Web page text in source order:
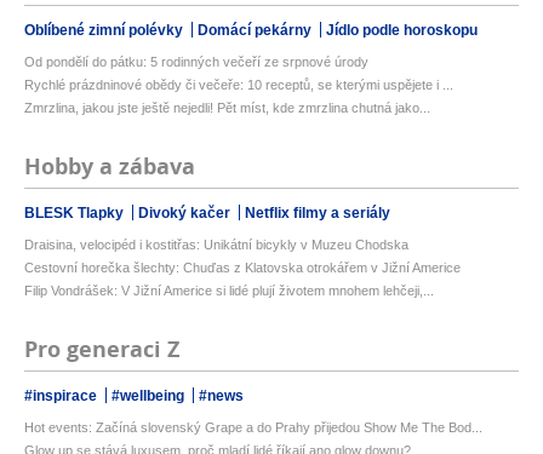
Oblíbené zimní polévky Domácí pekárny Jídlo podle horoskopu
Od pondělí do pátku: 5 rodinných večeří ze srpnové úrody
Rychlé prázdninové obědy či večeře: 10 receptů, se kterými uspějete i ...
Zmrzlina, jakou jste ještě nejedli! Pět míst, kde zmrzlina chutná jako...
Hobby a zábava
BLESK Tlapky Divoký kačer Netflix filmy a seriály
Draisina, velocipéd i kostitřas: Unikátní bicykly v Muzeu Chodska
Cestovní horečka šlechty: Chuďas z Klatovska otrokářem v Jižní Americe
Filip Vondrášek: V Jižní Americe si lidé plují životem mnohem lehčeji,...
Pro generaci Z
#inspirace #wellbeing #news
Hot events: Začíná slovenský Grape a do Prahy přijedou Show Me The Bod...
Glow up se stává luxusem, proč mladí lidé říkají ano glow downu?